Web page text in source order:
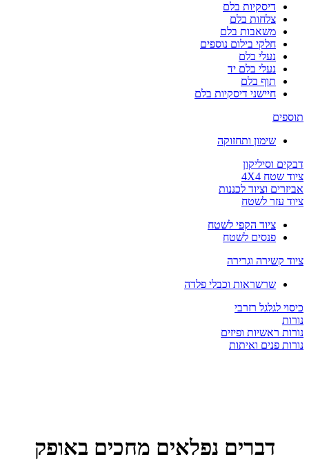
דיסקיות בלם
צלחות בלם
משאבות בלם
חלקי בילום נוספים
נעלי בלם
נעלי בלם יד
תוף בלם
חיישני דיסקיות בלם
תוספים
שימון ותחזוקה
דבקים וסיליקון
ציוד שטח 4X4
אביזרים וציוד לכננות
ציוד עזר לשטח
ציוד הקפי לשטח
פנסים לשטח
ציוד קשירה וגרירה
שרשראות וכבלי פלדה
כיסוי לגלגל רזרבי
נורות
נורות ראשיות ופיזים
נורות פנים ואיתות
דברים נפלאים מחכים באופק